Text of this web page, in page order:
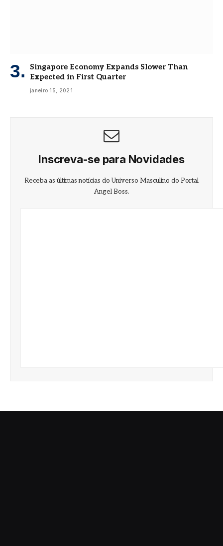
Singapore Economy Expands Slower Than
Expected in First Quarter
janeiro 15, 2021
Inscreva-se para Novidades
Receba as últimas notícias do Universo Masculino do Portal
Angel Boss.